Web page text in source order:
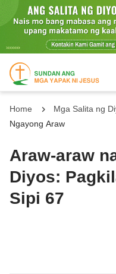
Home Mga Salita ng
Ngayong Araw
Araw-araw
Diyos:
Sipi 67